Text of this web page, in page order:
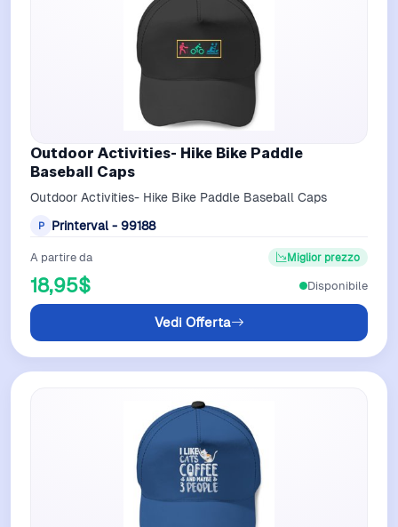
Outdoor Activities- Hike Bike Paddle
Baseball Caps
Outdoor Activities- Hike Bike Paddle Baseball Caps
P Printerval - 99188
A partire da
18,95$
Miglior prezzo
Vedi Offerta
Disponibile